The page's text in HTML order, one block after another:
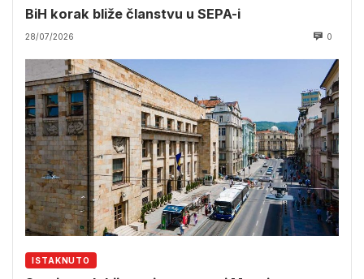
BiH korak bliže članstvu u SEPA-i
28/07/2026 0
ISTAKNUTO